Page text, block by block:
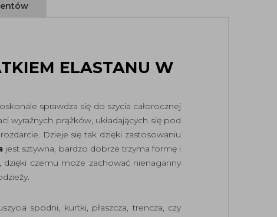
ELASTANU W
sprawdza się do szycia całorocznej
wyraźnych prążków, układających się pod
Dzieje się tak dzięki zastosowaniu
jest sztywna, bardzo dobrze trzyma formę i
czemu może zachować nienaganny
spodni, kurtki, płaszcza, trencza, czy